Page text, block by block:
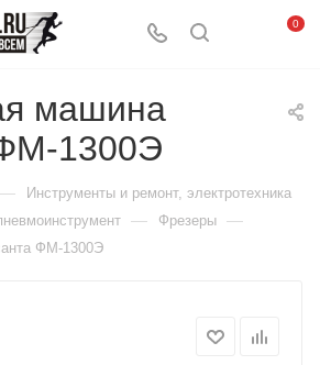
0
машина
1300Э
— Инструменты и ремонт, электротехника
— Фрезеры —
ФМ-1300Э